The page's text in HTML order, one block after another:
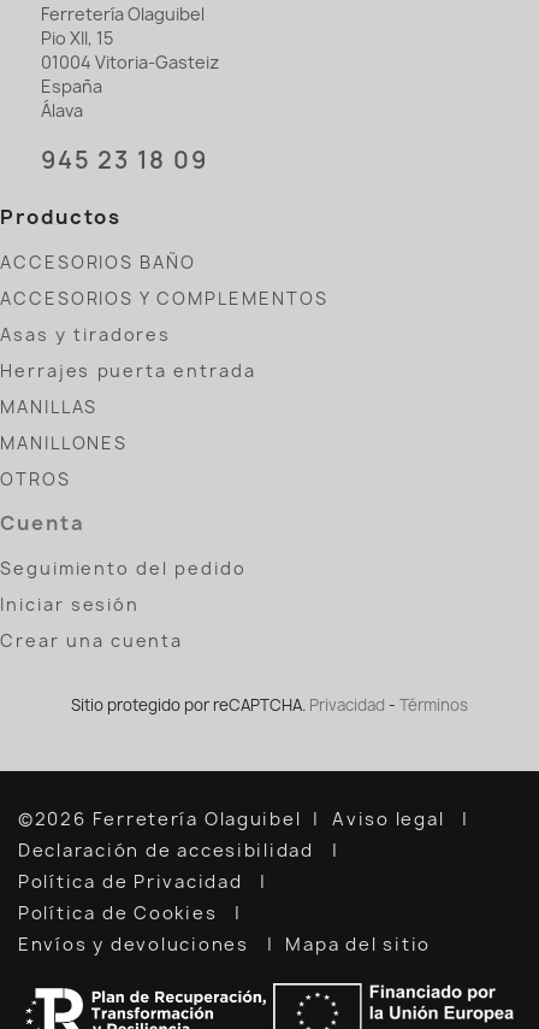
Ferretería Olaguibel
Pio XII, 15
01004 Vitoria-Gasteiz
España
Álava
945 23 18 09
Productos
ACCESORIOS BAÑO
ACCESORIOS Y COMPLEMENTOS
Asas y tiradores
Herrajes puerta entrada
MANILLAS
MANILLONES
OTROS
Cuenta
Seguimiento del pedido
Iniciar sesión
Crear una cuenta
Sitio protegido por reCAPTCHA. Privacidad - Términos
©2026 Ferretería Olaguibel
Aviso legal
Declaración de accesibilidad
Política de Privacidad
Política de Cookies
Envíos y devoluciones
Mapa del sitio